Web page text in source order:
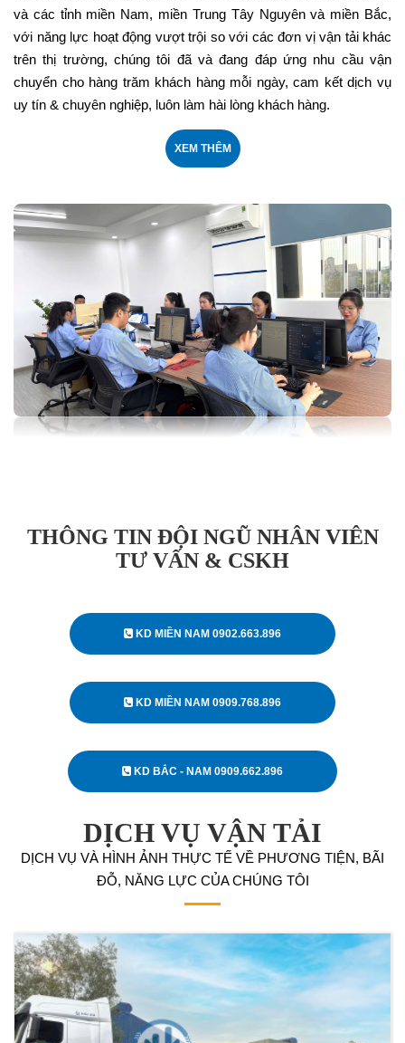
và các tỉnh miền Nam, miền Trung Tây Nguyên và miền Bắc,
với năng lực hoạt động vượt trội so với các đơn vị vận tải khác
trên thị trường, chúng tôi đã và đang đáp ứng nhu cầu vận
chuyển cho hàng trăm khách hàng mỗi ngày, cam kết dịch vụ
uy tín & chuyên nghiệp, luôn làm hài lòng khách hàng.
XEM THÊM
THÔNG TIN ĐỘI NGŨ NHÂN VIÊN
TƯ VẤN & CSKH
KD MIỀN NAM 0902.663.896
KD MIỀN NAM 0909.768.896
KD BẮC - NAM 0909.662.896
DỊCH VỤ VẬN TẢI
DỊCH VỤ VÀ HÌNH ẢNH THỰC TẾ VỀ PHƯƠNG TIỆN, BÃI
ĐỖ, NĂNG LỰC CỦA CHÚNG TÔI